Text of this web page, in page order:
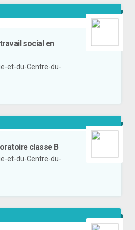
social en
et-du-Centre-du-
classe B
et-du-Centre-du-